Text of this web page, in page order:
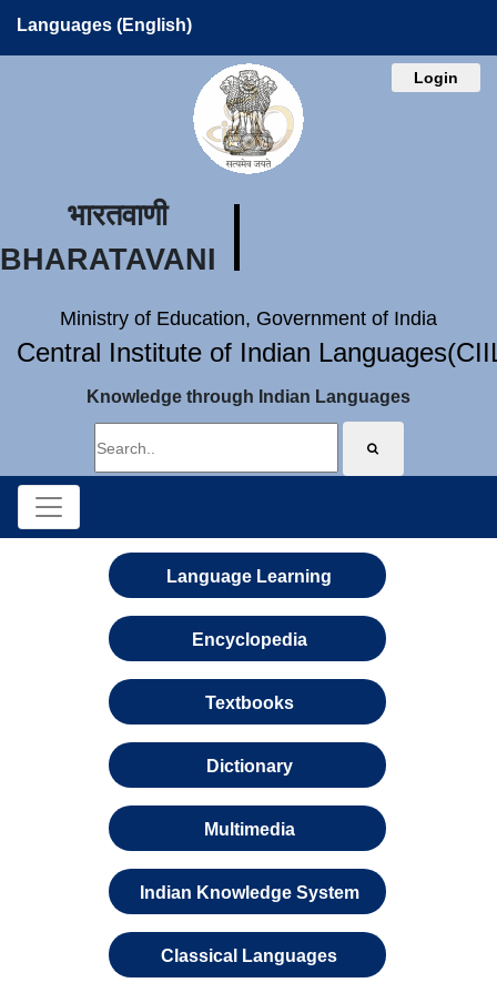
Languages (English)
Login
भारतवाणी
BHARATAVANI
Ministry of Education, Government of India
Central Institute of Indian
Knowledge through Indian Languages
Language Learning
Encyclopedia
Textbooks
Dictionary
Multimedia
Indian Knowledge System
Classical Languages